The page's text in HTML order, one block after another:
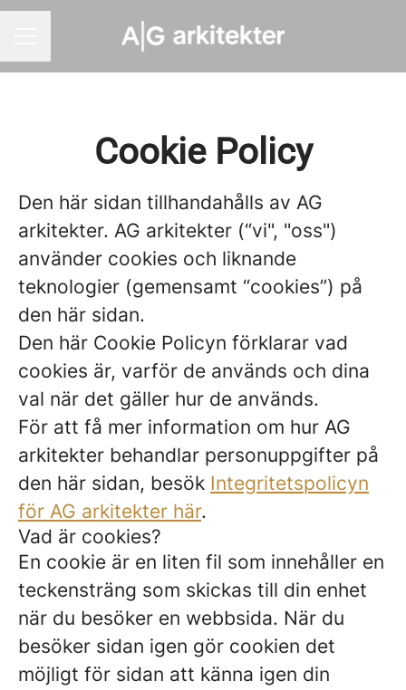
Cookie Policy
Den här sidan tillhandahålls av AG
arkitekter. AG arkitekter (“vi", "oss")
använder cookies och liknande
teknologier (gemensamt “cookies”) på
den här sidan.
Den här Cookie Policyn förklarar vad
cookies är, varför de används och dina
val när det gäller hur de används.
För att få mer information om hur AG
arkitekter behandlar personuppgifter på
den här sidan, besök Integritetspolicyn
för AG arkitekter här.
Vad är cookies?
En cookie är en liten fil som innehåller en
teckensträng som skickas till din enhet
när du besöker en webbsida. När du
besöker sidan igen gör cookien det
möjligt för sidan att känna igen din